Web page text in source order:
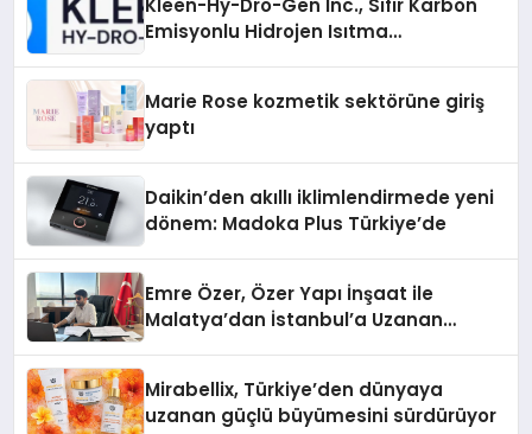
Kleen-Hy-Dro-Gen Inc., Sıfır Karbon
Emisyonlu Hidrojen Isıtma
Marie Rose kozmetik sektörüne giriş
yaptı
Daikin’den akıllı iklimlendirmede yeni
dönem: Madoka Plus Türkiye’de
Emre Özer, Özer Yapı İnşaat ile
Malatya’dan İstanbul’a Uzanan
Mirabellix, Türkiye’den dünyaya
uzanan güçlü büyümesini sürdürüyor